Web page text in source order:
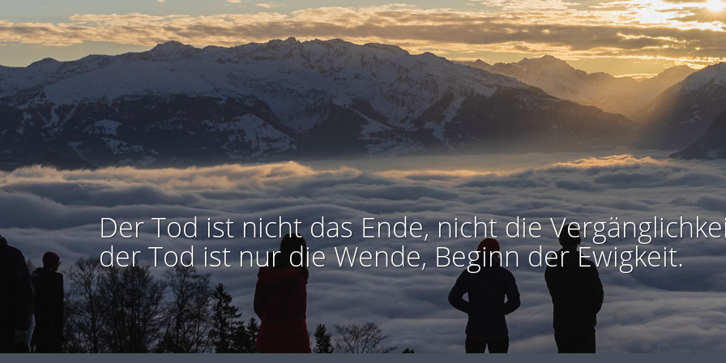
Der Tod ist nicht das Ende, nicht die
der Tod ist nur die Wende, Beginn der Ewigkeit.